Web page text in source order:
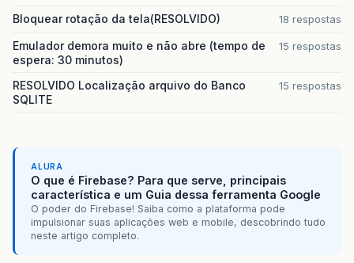
Bloquear rotação da tela(RESOLVIDO) 18 respostas
Emulador demora muito e não abre (tempo de
espera: 30 minutos)
15 respostas
RESOLVIDO Localização arquivo do Banco
SQLITE
15 respostas
ALURA
O que é Firebase? Para que serve, principais
característica e um Guia dessa ferramenta Google
O poder do Firebase! Saiba como a plataforma pode
impulsionar suas aplicações web e mobile, descobrindo tudo
neste artigo completo.